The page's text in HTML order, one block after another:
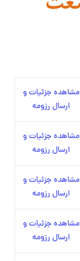
مشاهده جزئیات و
ارسال رزومه
مشاهده جزئیات و
ارسال رزومه
مشاهده جزئیات و
ارسال رزومه
مشاهده جزئیات و
ارسال رزومه